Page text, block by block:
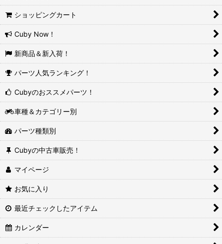
ショッピングカート
Cuby Now！
新商品＆新入荷！
パーツ人気ランキング！
Cubyのおススメパーツ！
車種＆カテゴリー別
パーツ種類別
Cubyの中古車販売！
マイページ
お気に入り
最近チェックしたアイテム
カレンダー